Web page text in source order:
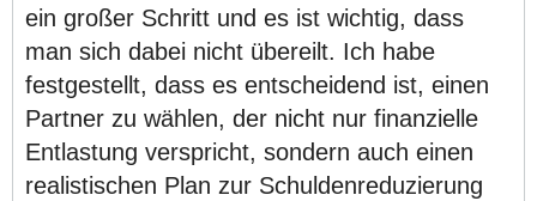
ein großer Schritt und es ist wichtig, dass
man sich dabei nicht übereilt. Ich habe
festgestellt, dass es entscheidend ist, einen
Partner zu wählen, der nicht nur finanzielle
Entlastung verspricht, sondern auch einen
realistischen Plan zur Schuldenreduzierung